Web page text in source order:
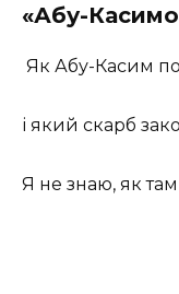
«Абу-
Як Абу-Касим
і який скарб
Я не знаю, як